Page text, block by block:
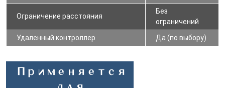
Ограничение расстояния
Без
ограничений
Удаленный контроллер
Да (по выбору)
Применяется